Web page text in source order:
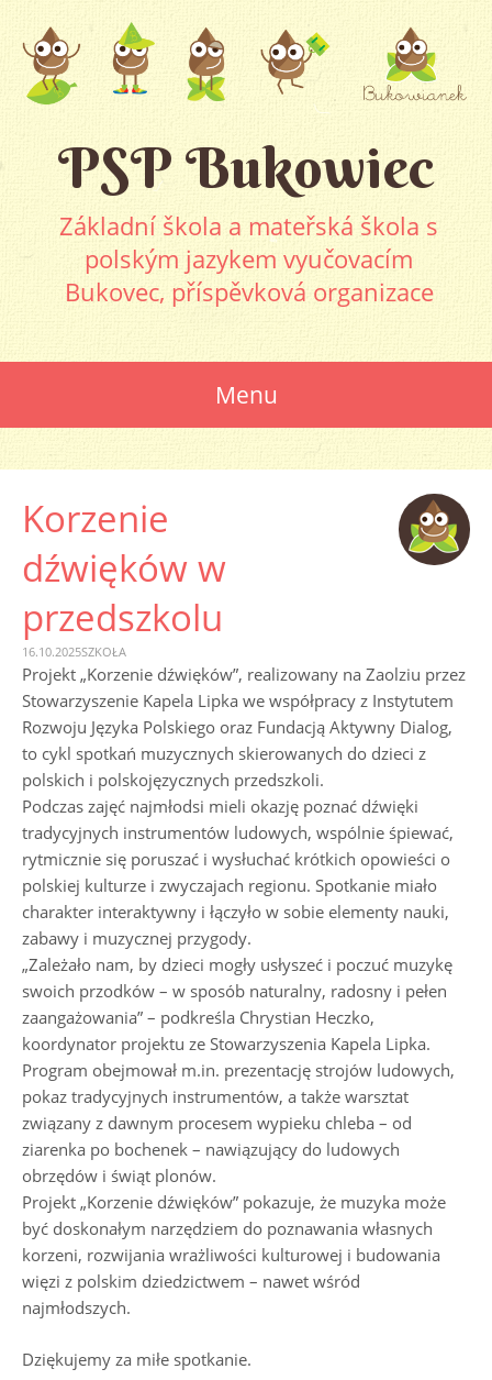
PSP Bukowiec
Základní škola a mateřská škola s
polským jazykem vyučovacím
Bukovec, příspěvková organizace
Menu
Korzenie
dźwięków w
przedszkolu
16.10.2025SZKOŁA
Projekt „Korzenie dźwięków”, realizowany na Zaolziu przez
Stowarzyszenie Kapela Lipka we współpracy z Instytutem
Rozwoju Języka Polskiego oraz Fundacją Aktywny Dialog,
to cykl spotkań muzycznych skierowanych do dzieci z
polskich i polskojęzycznych przedszkoli.
Podczas zajęć najmłodsi mieli okazję poznać dźwięki
tradycyjnych instrumentów ludowych, wspólnie śpiewać,
rytmicznie się poruszać i wysłuchać krótkich opowieści o
polskiej kulturze i zwyczajach regionu. Spotkanie miało
charakter interaktywny i łączyło w sobie elementy nauki,
zabawy i muzycznej przygody.
„Zależało nam, by dzieci mogły usłyszeć i poczuć muzykę
swoich przodków – w sposób naturalny, radosny i pełen
zaangażowania” – podkreśla Chrystian Heczko,
koordynator projektu ze Stowarzyszenia Kapela Lipka.
Program obejmował m.in. prezentację strojów ludowych,
pokaz tradycyjnych instrumentów, a także warsztat
związany z dawnym procesem wypieku chleba – od
ziarenka po bochenek – nawiązujący do ludowych
obrzędów i świąt plonów.
Projekt „Korzenie dźwięków” pokazuje, że muzyka może
być doskonałym narzędziem do poznawania własnych
korzeni, rozwijania wrażliwości kulturowej i budowania
więzi z polskim dziedzictwem – nawet wśród
najmłodszych.
Dziękujemy za miłe spotkanie.